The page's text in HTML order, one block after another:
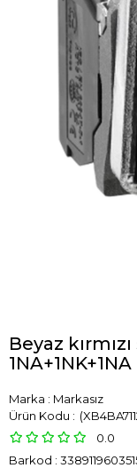
Beyaz
1NA+1NK+1NA
Marka : Markasız
0.0
Barkod :